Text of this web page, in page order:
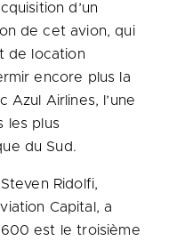
d’un
de cet avion, qui
de location
encore plus la
Azul Airlines, l’une
les plus
du Sud.
Ridolfi,
Capital, a
est le troisième